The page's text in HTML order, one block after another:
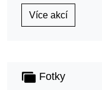
Více akcí
Fotky